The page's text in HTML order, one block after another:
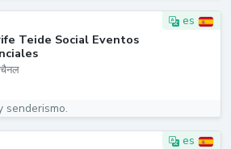
es
Teide Social Eventos
चैनल
senderismo.
es